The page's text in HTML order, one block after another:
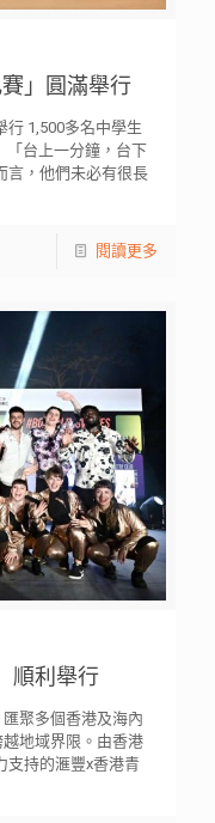
」圓滿舉行
行 1,500多名中學生
台上一分鐘，台下
言，他們未必有很長
閱讀更多
順利舉行
聚多個香港及海內
地域界限。由香港
支持的滙豐x香港青